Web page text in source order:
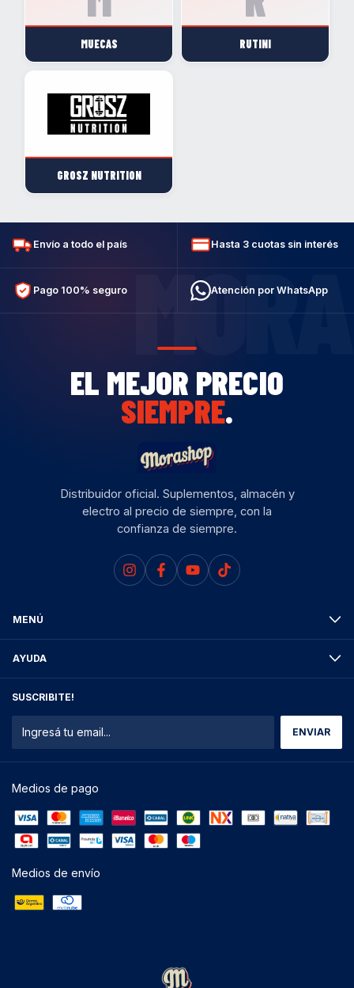
MUECAS RUTINI
GROSZ NUTRITION
MORA
Envío a todo el país Hasta 3 cuotas sin interés
Pago 100% seguro Atención por WhatsApp
EL MEJOR PRECIO
SIEMPRE.
Distribuidor oficial. Suplementos, almacén y
electro al precio de siempre, con la
confianza de siempre.
MENÚ
AYUDA
SUSCRIBITE!
Medios de pago
Medios de envío